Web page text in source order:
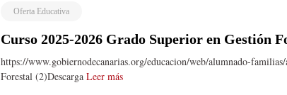
Oferta Educativa
Curso 2025-2026 Grado Superior en Gestión
https://www.gobiernodecanarias.org/educacion/web/alumnado-
Forestal (2)Descarga Leer más